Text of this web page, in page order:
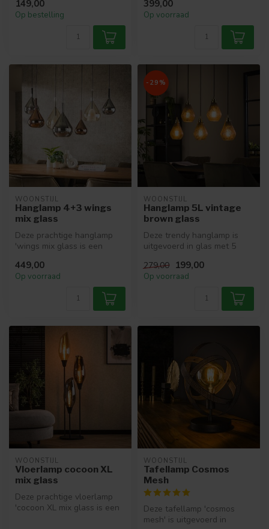
149,00
Op bestelling
399,00
Op voorraad
WOONSTIJL
Hanglamp 4+3 wings
mix glass
Deze prachtige hanglamp
'wings mix glass is een
is ui...
449,00
Op voorraad
-29%
WOONSTIJL
Hanglamp 5L vintage
brown glass
Deze trendy hanglamp is
uitgevoerd in glas met 5
hebb...
279,00 199,00
Op voorraad
WOONSTIJL
Vloerlamp cocoon XL
mix glass
Deze prachtige vloerlamp
'cocoon XL mix glass is een
WOONSTIJL
Tafellamp Cosmos
Mesh
Deze tafellamp 'cosmos
mesh' is uitgevoerd in